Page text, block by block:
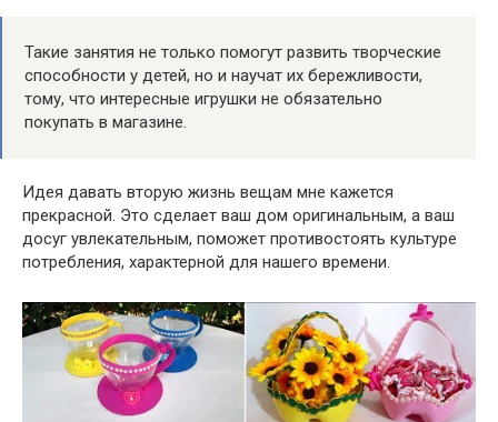
Такие занятия не только помогут развить творческие
способности у детей, но и научат их бережливости,
тому, что интересные игрушки не обязательно
покупать в магазине.
Идея давать вторую жизнь вещам мне кажется
прекрасной. Это сделает ваш дом оригинальным, а ваш
досуг увлекательным, поможет противостоять культуре
потребления, характерной для нашего времени.